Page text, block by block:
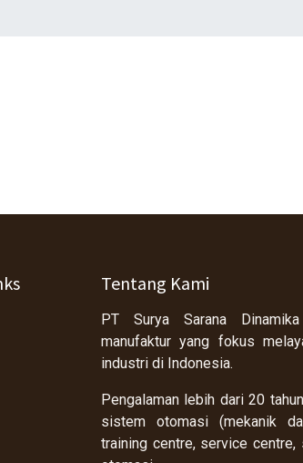
Tentang Kami
PT Surya Sarana
manufaktur yang fokus
industri di Indonesia.
Pengalaman lebih dari 20
sistem otomasi (mekanik
training centre, service